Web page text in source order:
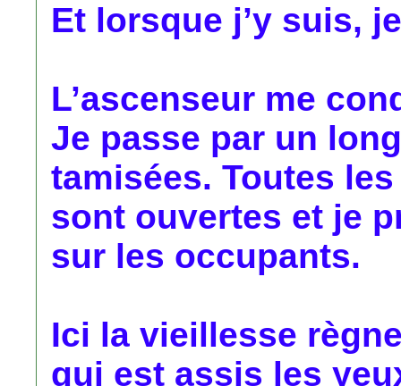
Et lorsque j’y suis,
L’ascenseur me
Je passe par un
tamisées. Toutes
sont ouvertes et je
sur les occupants.
Ici la vieillesse
qui est assis les